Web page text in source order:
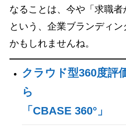
なることは、今や「求職者
という、企業ブランディン
かもしれませんね。
クラウド型360度評
ら
「CBASE 360°」